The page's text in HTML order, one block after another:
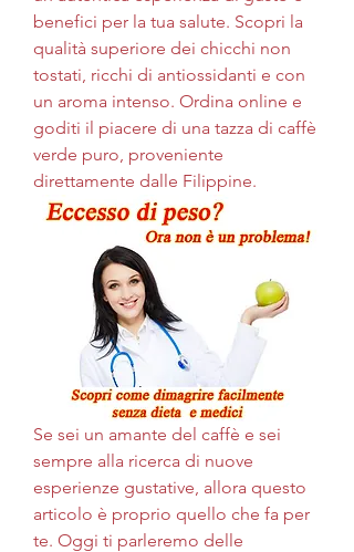
benefici per la tua salute. Scopri la
qualità superiore dei chicchi non
tostati, ricchi di antiossidanti e con
un aroma intenso. Ordina online e
goditi il piacere di una tazza di caffè
verde puro, proveniente
direttamente dalle Filippine.
Se sei un amante del caffè e sei
sempre alla ricerca di nuove
esperienze gustative, allora questo
articolo è proprio quello che fa per
te. Oggi ti parleremo delle